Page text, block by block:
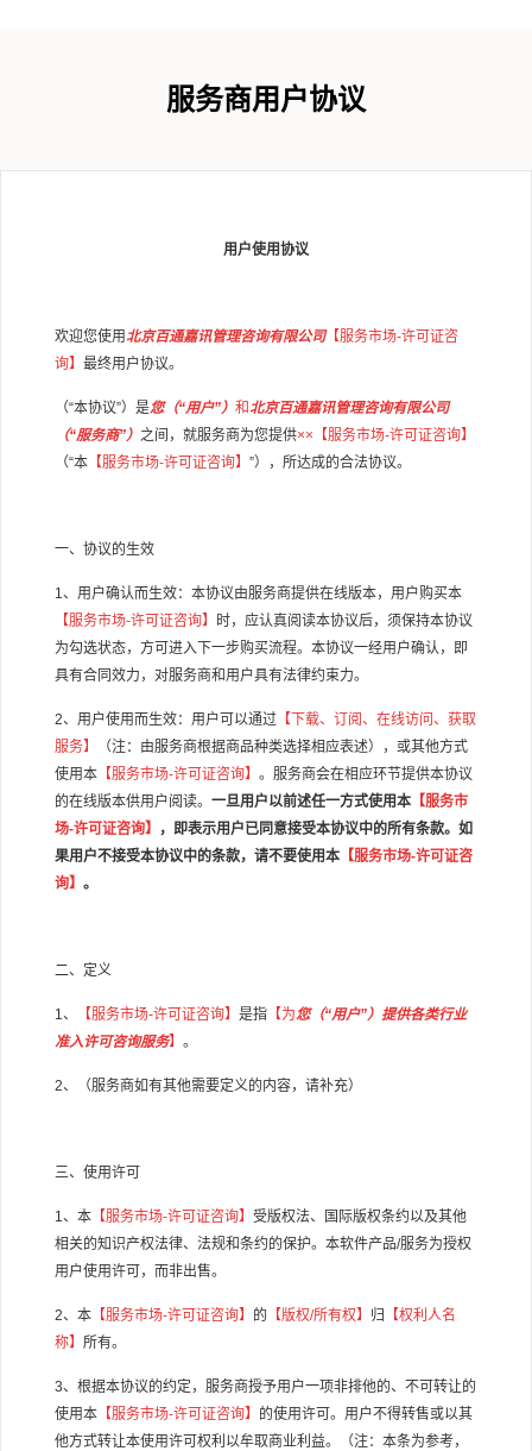
服务商用户协议
用户使用协议
欢迎您使用北京百通嘉讯管理咨询有限公司【服务市场-许可证咨
询】 最终用户协议。
（“本协议”）是您（“用户”） 和北京百通嘉讯管理咨询有限公司
（“服务商”） 之间，就服务商为您提供×× 【服务市场-许可证咨询】
（“本 【服务市场-许可证咨询】 ”），所达成的合法协议。
一、协议的生效
1、用户确认而生效：本协议由服务商提供在线版本，用户购买本
【服务市场-许可证咨询】 时，应认真阅读本协议后，须保持本协议
为勾选状态，方可进入下一步购买流程。本协议一经用户确认，即
具有合同效力，对服务商和用户具有法律约束力。
2、用户使用而生效：用户可以通过 【下载、订阅、在线访问、获取
服务】
（注：由服务商根据商品种类选择相应表述），或其他方式
使用本 【服务市场-许可证咨询】 。服务商会在相应环节提供本协议
的在线版本供用户阅读。 一旦用户以前述任一方式使用本 【服务市
场-许可证咨询】
，即表示用户已同意接受本协议中的所有条款。如
果用户不接受本协议中的条款，请不要使用本 【服务市场-许可证咨
询】 。
二、定义
1、 【服务市场-许可证咨询】 是指 【为您（“用户”）提供各类行业
准入许可咨询服务】 。
2、（服务商如有其他需要定义的内容，请补充）
三、使用许可
1、本 【服务市场-许可证咨询】 受版权法、国际版权条约以及其他
相关的知识产权法律、法规和条约的保护。本软件产品/服务为授权
用户使用许可，而非出售。
2、本 【服务市场-许可证咨询】 的 【版权/所有权】 归
【权利人名
称】 所有。
3、根据本协议的约定，服务商授予用户一项非排他的、不可转让的
使用本 【服务市场-许可证咨询】 的使用许可。用户不得转售或以其
他方式转让本使用许可权利以牟取商业利益。（注：本条为参考，